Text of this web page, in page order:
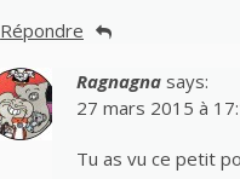
Répondre
Ragnagna says:
27 mars 2015 à
Tu as vu ce petit